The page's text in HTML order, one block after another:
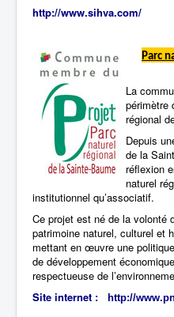
http://www.sihva.com/
Parc
La
périmètre
régional
Depuis
de la
réflexion
naturel
institutionnel qu’associatif.
Ce projet est né de la volonté
patrimoine naturel, culturel et
mettant en œuvre une
de développement
respectueuse de
Site internet :
http://